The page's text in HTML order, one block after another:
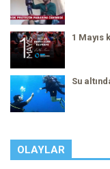
1 Mayıs
Su
OLAYLAR